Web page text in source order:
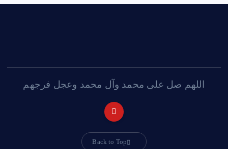
اللهم صل على محمد وآل محمد وعجل فرجهم
Back to Top